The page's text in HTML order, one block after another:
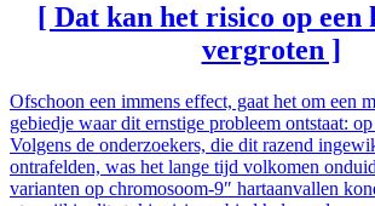
[ Dat kan het risico op een
vergroten ]
Ofschoon een immens effect, gaat het om een
gebiedje waar dit ernstige probleem ontstaat:
Volgens de onderzoekers, die dit razend
ontrafelden, was het lange tijd volkomen
varianten op chromosoom-9″ hartaanvallen